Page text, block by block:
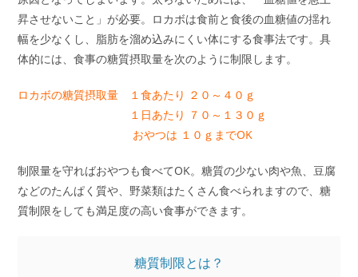
昇させないこと」が必要。ロカボは食前と食後の血糖値の揺れ
幅を少なくし、脂肪を溜め込みにくい体にする食事法です。具
体的には、食事の糖質摂取量を次のように制限します。
ロカボの糖質摂取量
１食あたり ２０～４０ｇ
１日あたり ７０～１３０ｇ
おやつは １０ｇまでOK
制限量を守ればおやつも食べてOK。糖質の少ない肉や魚、豆腐
などのたんぱく質や、野菜類はたくさん食べられますので、糖
質制限をしても満足度の高い食事ができます。
糖質制限とは？